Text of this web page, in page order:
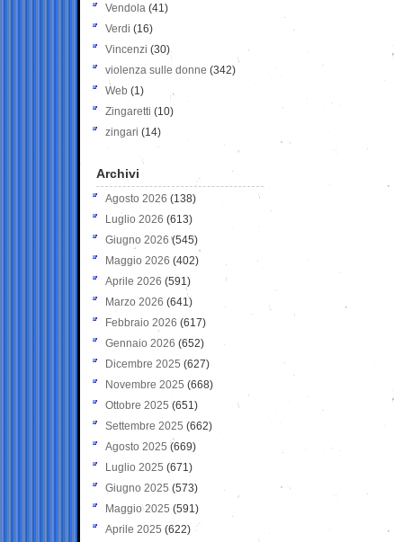
Vendola (41)
Verdi (16)
Vincenzi (30)
violenza sulle donne (342)
Web (1)
Zingaretti (10)
zingari (14)
Archivi
Agosto 2026 (138)
Luglio 2026 (613)
Giugno 2026 (545)
Maggio 2026 (402)
Aprile 2026 (591)
Marzo 2026 (641)
Febbraio 2026 (617)
Gennaio 2026 (652)
Dicembre 2025 (627)
Novembre 2025 (668)
Ottobre 2025 (651)
Settembre 2025 (662)
Agosto 2025 (669)
Luglio 2025 (671)
Giugno 2025 (573)
Maggio 2025 (591)
Aprile 2025 (622)